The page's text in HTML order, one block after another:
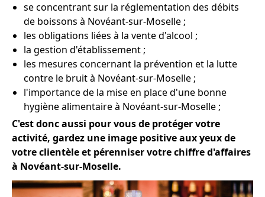
se concentrant sur la réglementation des débits
de boissons à Novéant-sur-Moselle ;
les obligations liées à la vente d'alcool ;
la gestion d'établissement ;
les mesures concernant la prévention et la lutte
contre le bruit à Novéant-sur-Moselle ;
l'importance de la mise en place d'une bonne
hygiène alimentaire à Novéant-sur-Moselle ;
C'est donc aussi pour vous de protéger votre
activité, gardez une image positive aux yeux de
votre clientèle et pérenniser votre chiffre d'affaires
à Novéant-sur-Moselle.